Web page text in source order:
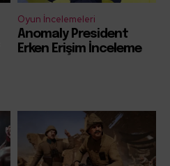
Oyun İncelemeleri
Anomaly President
Erken Erişim İnceleme